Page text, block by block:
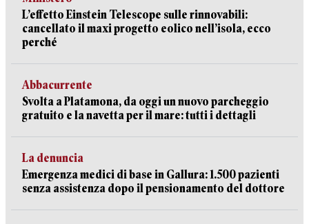
L’effetto Einstein Telescope sulle rinnovabili:
cancellato il maxi progetto eolico nell’isola, ecco
perché
Abbacurrente
Svolta a Platamona, da oggi un nuovo parcheggio
gratuito e la navetta per il mare: tutti i dettagli
La denuncia
Emergenza medici di base in Gallura: 1.500 pazienti
senza assistenza dopo il pensionamento del dottore